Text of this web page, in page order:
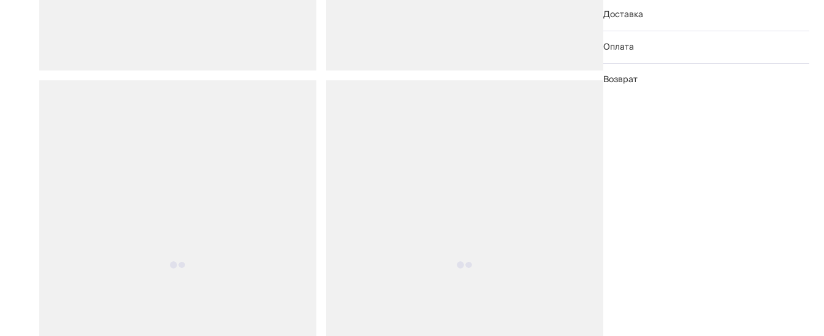
Доставка
Оплата
Возврат